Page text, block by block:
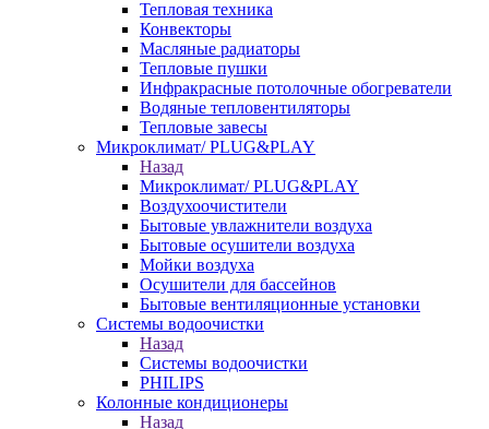
Тепловая техника
Конвекторы
Масляные радиаторы
Тепловые пушки
Инфракрасные потолочные обогреватели
Водяные тепловентиляторы
Тепловые завесы
Микроклимат/ PLUG&PLAY
Назад
Микроклимат/ PLUG&PLAY
Воздухоочистители
Бытовые увлажнители воздуха
Бытовые осушители воздуха
Мойки воздуха
Осушители для бассейнов
Бытовые вентиляционные установки
Системы водоочистки
Назад
Системы водоочистки
PHILIPS
Колонные кондиционеры
Назад